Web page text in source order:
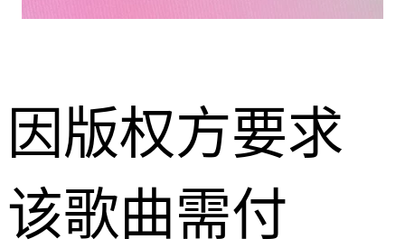
因版权方要求
该歌曲需付